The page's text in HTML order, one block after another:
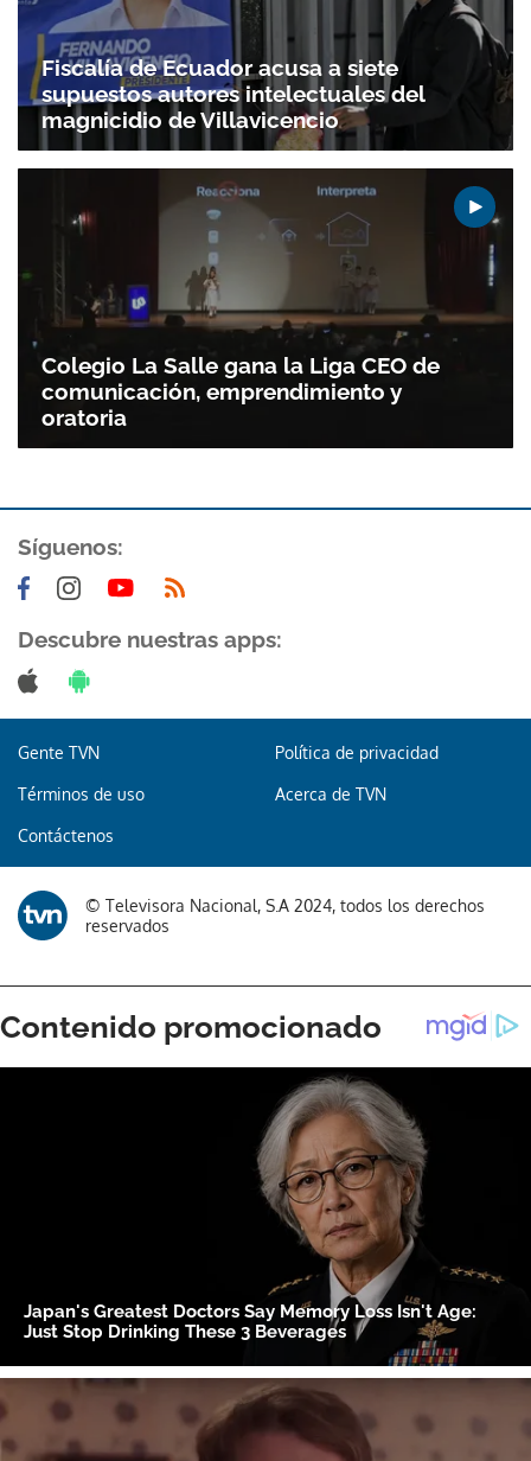
Gracias por suscribirte a nuestro boletín.
ACEPTAR
Fiscalía de Ecuador acusa a siete
supuestos autores intelectuales del
magnicidio de Villavicencio
Colegio La Salle gana la Liga CEO de
comunicación, emprendimiento y
oratoria
Síguenos:
Descubre nuestras apps:
Gente TVN Política de privacidad
Términos de uso Acerca de TVN
Contáctenos
© Televisora Nacional, S.A 2024, todos los derechos
reservados